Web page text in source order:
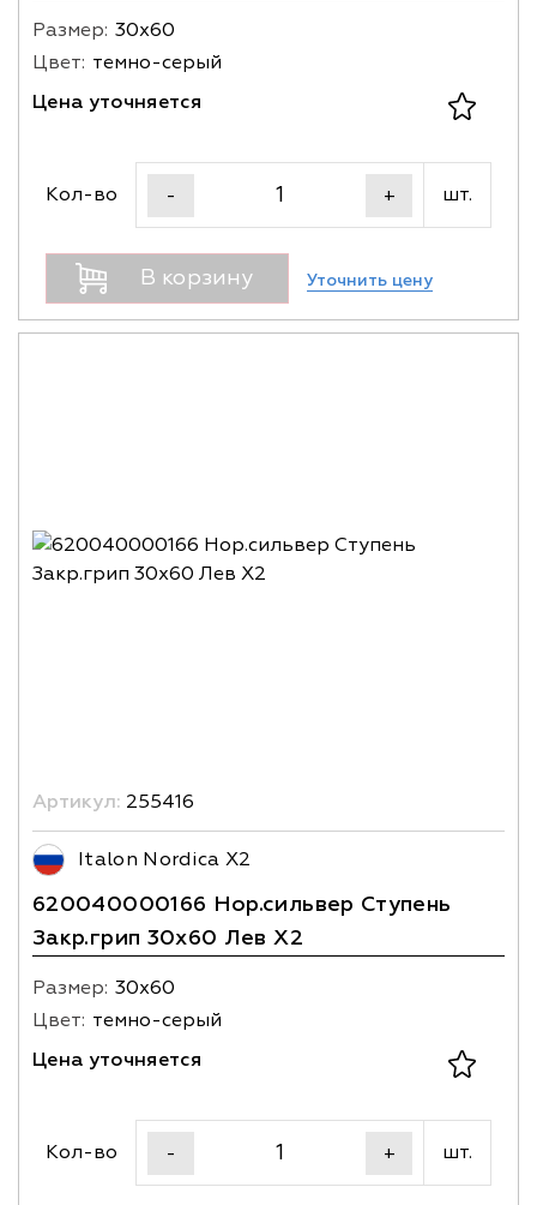
Размер: 30х60
Цвет: темно-серый
Цена уточняется
Кол-во - + шт.
В корзину Уточнить цену
Артикул: 255416
Italon Nordica X2
620040000166 Нор.сильвер Ступень
Закр.грип 30х60 Лев X2
Размер: 30х60
Цвет: темно-серый
Цена уточняется
Кол-во - + шт.